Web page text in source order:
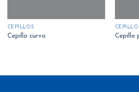
CEPILLOS
Cepillo curvo Cepillo